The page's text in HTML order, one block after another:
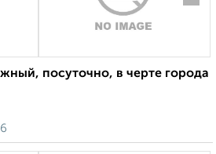
посуточно, в черте города